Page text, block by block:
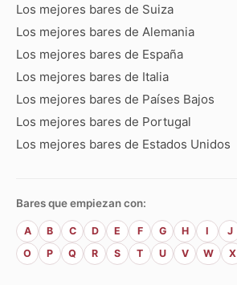
Los mejores bares de Suiza
Los mejores bares de Alemania
Los mejores bares de España
Los mejores bares de Italia
Los mejores bares de Países Bajos
Los mejores bares de Portugal
Los mejores bares de Estados Unidos
Bares que empiezan con:
A B C D E F G H I J
O
P Q R S T U V W X